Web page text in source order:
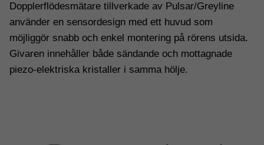
Dopplerflödesmätare tillverkade av Pulsar/Greyline
använder en sensordesign med ett huvud som
möjliggör snabb och enkel montering på rörens utsida.
Givaren innehåller både sändande och mottagnade
piezo-elektriska kristaller i samma hölje.